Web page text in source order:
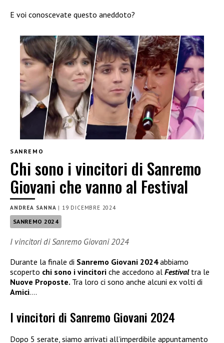
E voi conoscevate questo aneddoto?
SANREMO
Chi sono i vincitori di Sanremo
Giovani che vanno al Festival
ANDREA SANNA | 19 DICEMBRE 2024
SANREMO 2024
I vincitori di Sanremo Giovani 2024
Durante la finale di Sanremo Giovani 2024abbiamo
scoperto chi sono i vincitori che accedono al Festival tra le
Nuove Proposte. Tra loro ci sono anche alcuni ex volti di
Amici….
I vincitori di Sanremo Giovani 2024
Dopo 5 serate, siamo arrivati all’imperdibile appuntamento